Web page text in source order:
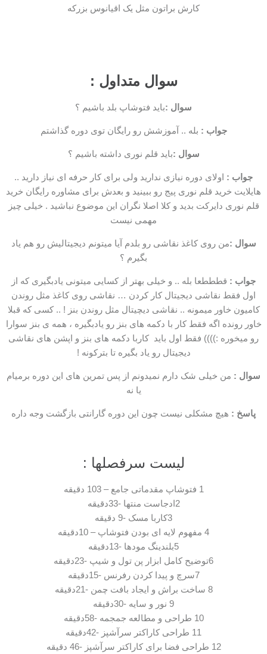
کارش براتون مثل یک اقیانوس بزرکه
سوال متداول :
سوال :باید فتوشاپ بلد باشیم ؟
جواب : بله .. آموزشش رو رایگان توی دوره گذاشتم
سوال :باید قلم نوری داشته باشیم ؟
جواب : اولای دوره نیازی ندارید ولی برای کار حرفه ای نیاز دارید ..
هایلایت خرید قلم نوری پیج رو ببینید و بعدش برای مشاوره رایگان خرید
قلم نوری دایرکت بدید و کلا اصلا نگران این موضوع نباشید . خیلی چیز
مهمی نیست
سوال :من روی کاغذ نقاشی رو بلدم آیا میتونم دیجیتالیش رو هم یاد
بگیرم ؟
جواب : قطططعا بله .. و خیلی بهتر از کسایی میتونی یادبگیری که از
اول فقط نقاشی دیجیتال کار کردن … نقاشی روی کاغذ مثل روندن
کامیون خاور میمونه .. نقاشی دیچیتال مثل روندن بنز ! .. کسی که قبلا
خاور رونده اگه فقط کار با دکمه های بنز رو یادبگیره ، همه ی بنز سوارا
رو میخوره :)))) فقط اول باید کاربا دکمه های بنز و اپشن های نقاشی
دیجیتال رو یاد بگیره تا بترکونه !
سوال : من خیلی شک دارم نمیدونم از پس تمرین های این دوره برمیام
یا نه
پاسخ : هیچ مشکلی نیست چون این دوره گارانتی بازگشت وجه داره
لیست سرفصلها :
1 فتوشاپ مقدماتی جامع – 103 دقیقه
2ادجاست منتها -33دقیقه
3کاربا مسک -9 دقیقه
4 مفهوم لایه ای بودن فتوشاپ – 10دقیقه
5بلندینگ مودها -13دقیقه
6توضیح کامل ابزار پن تول و شیپ -23دقیقه
7سرچ و پیدا کردن رفرنس -15دقیقه
8 ساخت براش و ایجاد بافت چمن -21دقیقه
9 نور و سایه -30دقیقه
10 طراحی و مطالعه جمجمه -58دقیقه
11 طراحی کاراکتر سرآشپز -42دقیقه
12 طراحی فضا برای کاراکتر سرآشپز -46 دقیقه